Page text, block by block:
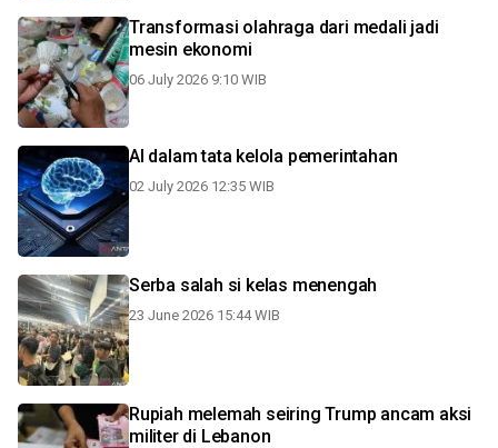
Transformasi olahraga dari medali jadi
mesin ekonomi
06 July 2026 9:10 WIB
AI dalam tata kelola pemerintahan
02 July 2026 12:35 WIB
Serba salah si kelas menengah
23 June 2026 15:44 WIB
Rupiah melemah seiring Trump ancam aksi
militer di Lebanon